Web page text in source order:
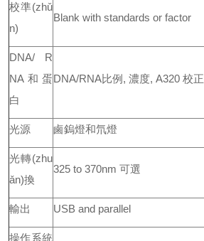
校準(zhǔ
n)
Blank with standards or factor
DNA/ R
NA和蛋
白
DNA/RNA比例, 濃度, A320 校正
光源 鹵鎢燈和氘燈
光轉(zhu
ǎn)換
325 to 370nm 可選
輸出 USB and parallel
操作系統